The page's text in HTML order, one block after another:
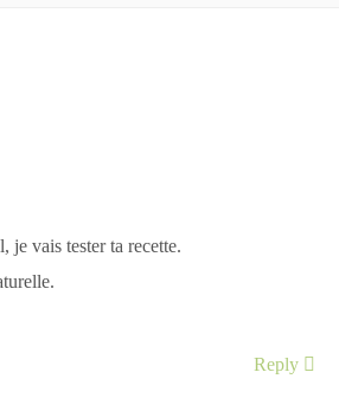
vais tester ta recette.
Reply